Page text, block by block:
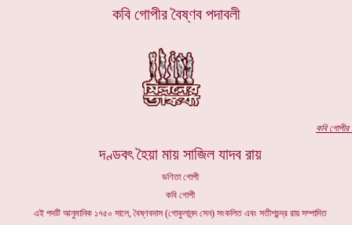
কবি গোপীর বৈষ্ণব পদাবলী
দণ্ডবৎ হৈয়া মায় সাজিল যাদব রায়
ভণিতা গোপী
কবি গোপী
এই পদটি আনুমানিক ১৭৫০ সালে, বৈষ্ণবদাস (গোকুলানন্দ সেন) সংকলিত এবং সতীশচন্দ্র রায় সম্পাদিত
কবি গোপীর